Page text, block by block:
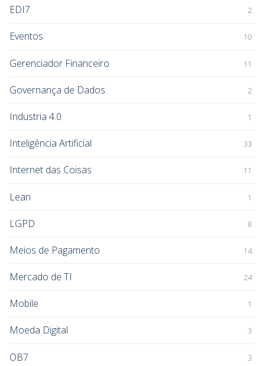
EDI7 2
Eventos 10
Gerenciador Financeiro 11
Governança de Dados 2
Industria 4.0 1
Inteligência Artificial 33
Internet das Coisas 11
Lean 1
LGPD 8
Meios de Pagamento 14
Mercado de TI 24
Mobile 1
Moeda Digital 3
OB7 3